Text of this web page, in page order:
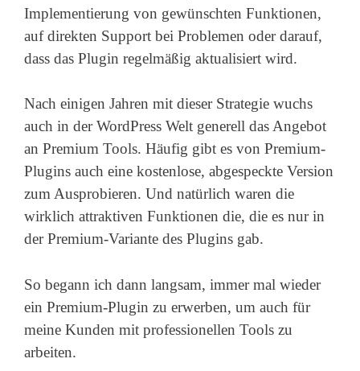
Implementierung von gewünschten Funktionen,
auf direkten Support bei Problemen oder darauf,
dass das Plugin regelmäßig aktualisiert wird.
Nach einigen Jahren mit dieser Strategie wuchs
auch in der WordPress Welt generell das Angebot
an Premium Tools. Häufig gibt es von Premium-
Plugins auch eine kostenlose, abgespeckte Version
zum Ausprobieren. Und natürlich waren die
wirklich attraktiven Funktionen die, die es nur in
der Premium-Variante des Plugins gab.
So begann ich dann langsam, immer mal wieder
ein Premium-Plugin zu erwerben, um auch für
meine Kunden mit professionellen Tools zu
arbeiten.